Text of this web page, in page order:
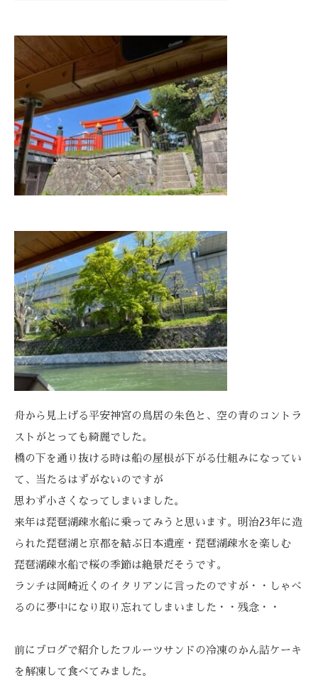
舟から見上げる平安神宮の鳥居の朱色と、空の青のコントラ
ストがとっても綺麗でした。
橋の下を通り抜ける時は船の屋根が下がる仕組みになってい
て、当たるはずがないのですが
思わず小さくなってしまいました。
来年は琵琶湖疎水船に乗ってみうと思います。明治23年に造
られた琵琶湖と京都を結ぶ日本遺産・琵琶湖疎水を楽しむ
琵琶湖疎水船で桜の季節は絶景だそうです。
ランチは岡崎近くのイタリアンに言ったのですが・・しゃべ
るのに夢中になり取り忘れてしまいました・・残念・・
前にブログで紹介したフルーツサンドの冷凍のかん詰ケーキ
を解凍して食べてみました。